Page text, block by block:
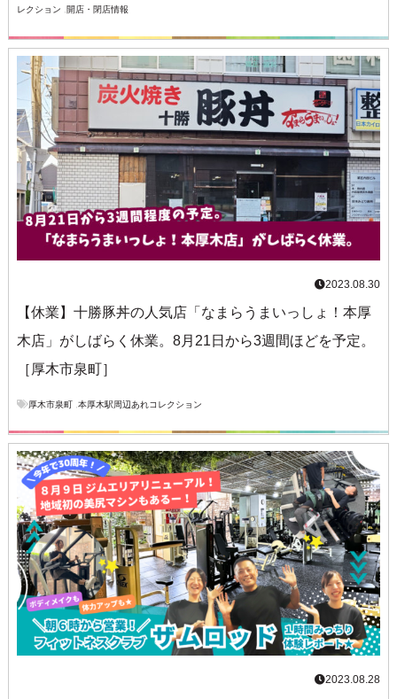
レクション 開店・閉店情報
2023.08.30
【休業】十勝豚丼の人気店「なまらうまいっしょ！本厚
木店」がしばらく休業。8月21日から3週間ほどを予定。
［厚木市泉町］
厚木市泉町,本厚木駅周辺あれコレクション
2023.08.28